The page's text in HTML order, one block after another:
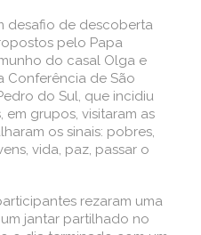
desafio de descoberta
pelo Papa
do casal Olga e
Conferência de São
do Sul, que incidiu
grupos, visitaram as
os sinais: pobres,
vida, paz, passar o
rezaram uma
jantar partilhado no